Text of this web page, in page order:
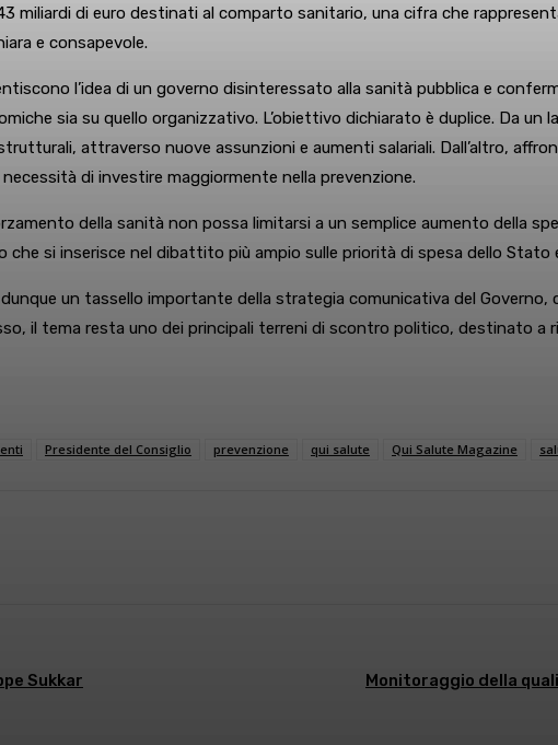
miliardi di euro destinati al comparto sanitario, una cifra che
e consapevole.
l’idea di un governo disinteressato alla sanità pubblica e
sia su quello organizzativo. L’obiettivo dichiarato è duplice. Da
attraverso nuove assunzioni e aumenti salariali. Dall’altro,
di investire maggiormente nella prevenzione.
della sanità non possa limitarsi a un semplice aumento della
si inserisce nel dibattito più ampio sulle priorità di spesa dello Stato
un tassello importante della strategia comunicativa del
il tema resta uno dei principali terreni di scontro politico, destinato a
Presidente del Consiglio prevenzione qui salute Qui Salute Magazine
Sukkar Monitoraggio della